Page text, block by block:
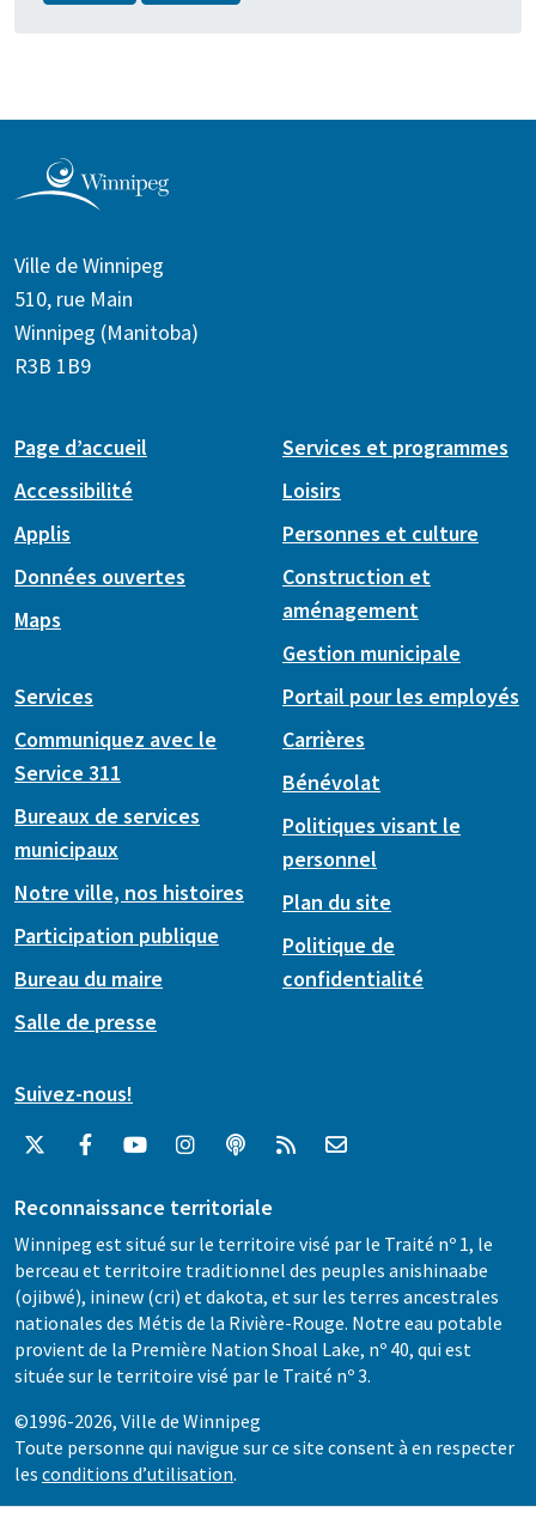
Ville de Winnipeg
510, rue Main
Winnipeg (Manitoba)
R3B 1B9
Page d’accueil
Accessibilité
Applis
Données ouvertes
Maps
Services et programmes
Loisirs
Personnes et culture
Construction et
aménagement
Gestion municipale
Services
Communiquez avec le
Service 311
Bureaux de services
municipaux
Notre ville, nos histoires
Participation publique
Bureau du maire
Salle de presse
Portail pour les employés
Carrières
Bénévolat
Politiques visant le
personnel
Plan du site
Politique de
confidentialité
Suivez-nous!
Reconnaissance territoriale
Winnipeg est situé sur le territoire visé par le Traité nº 1, le
berceau et territoire traditionnel des peuples anishinaabe
(ojibwé), ininew (cri) et dakota, et sur les terres ancestrales
nationales des Métis de la Rivière-Rouge. Notre eau potable
provient de la Première Nation Shoal Lake, nº 40, qui est
située sur le territoire visé par le Traité nº 3.
©1996-2026, Ville de Winnipeg
Toute personne qui navigue sur ce site consent à en respecter
les conditions d’utilisation.